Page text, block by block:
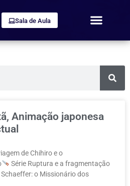
Sala de Aula
Animação japonesa
de Chihiro e o
Série Ruptura e a fragmentação
o Missionário dos